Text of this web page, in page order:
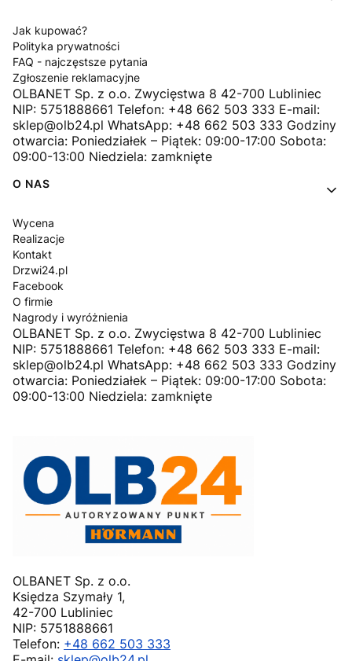
Jak kupować?
Polityka prywatności
FAQ - najczęstsze pytania
Zgłoszenie reklamacyjne
OLBANET Sp. z o.o. Zwycięstwa 8 42-700 Lubliniec
NIP: 5751888661 Telefon: +48 662 503 333 E-mail:
sklep@olb24.pl WhatsApp: +48 662 503 333 Godziny
otwarcia: Poniedziałek – Piątek: 09:00-17:00 Sobota:
09:00-13:00 Niedziela: zamknięte
O NAS
Wycena
Realizacje
Kontakt
Drzwi24.pl
Facebook
O firmie
Nagrody i wyróżnienia
OLBANET Sp. z o.o. Zwycięstwa 8 42-700 Lubliniec
NIP: 5751888661 Telefon: +48 662 503 333 E-mail:
sklep@olb24.pl WhatsApp: +48 662 503 333 Godziny
otwarcia: Poniedziałek – Piątek: 09:00-17:00 Sobota:
09:00-13:00 Niedziela: zamknięte
OLBANET Sp. z o.o.
Księdza Szymały 1,
42-700 Lubliniec
NIP: 5751888661
Telefon: +48 662 503 333